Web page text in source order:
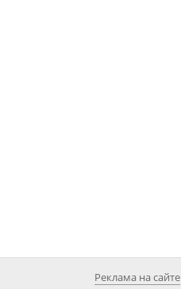
Реклама на сайте